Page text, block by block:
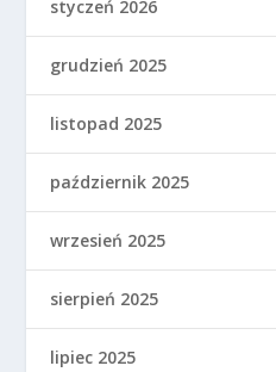
styczeń 2026
grudzień 2025
listopad 2025
październik 2025
wrzesień 2025
sierpień 2025
lipiec 2025